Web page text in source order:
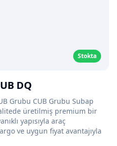
Stokta
DQ
Grubu CUB Grubu Subap
üretilmiş premium bir
yapısıyla araç
ve uygun fiyat avantajıyla